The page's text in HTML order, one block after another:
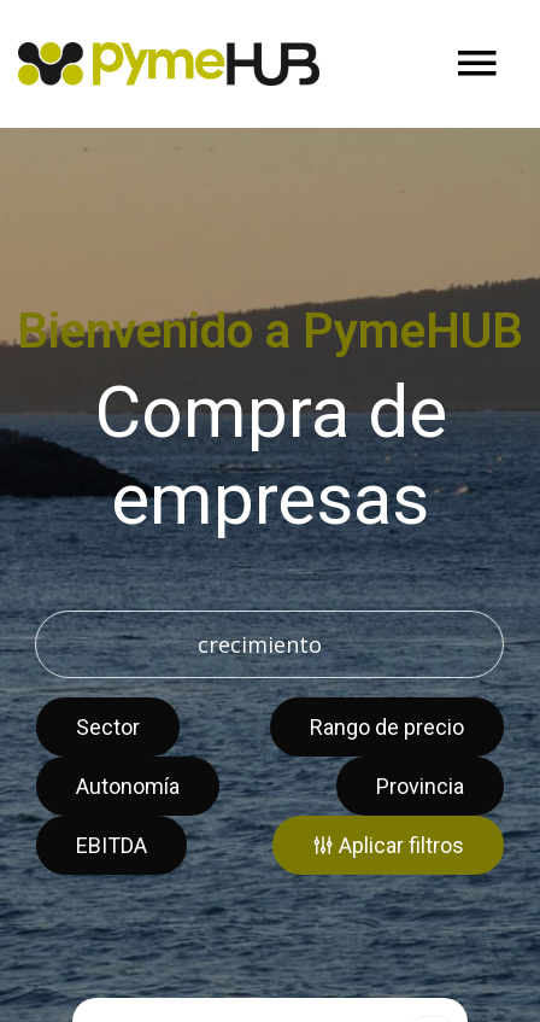
Bienvenido a PymeHUB
Compra de
empresas
Sector Rango de precio
Autonomía Provincia
EBITDA Aplicar filtros